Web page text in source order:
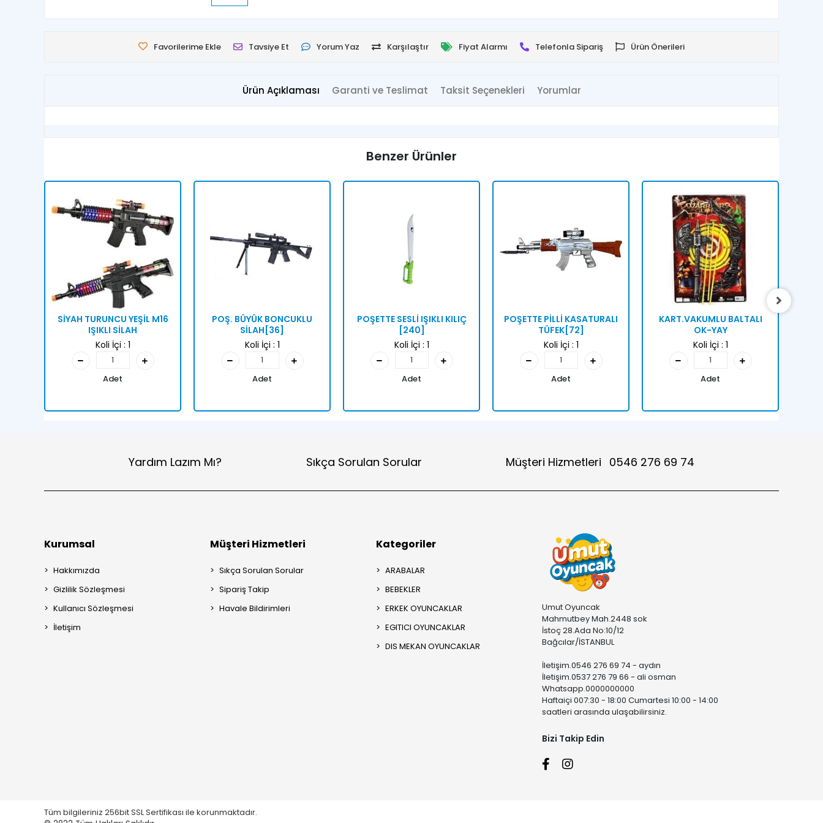
Favorilerime Ekle Tavsiye Et Yorum Yaz Karşılaştır Fiyat Alarmı Telefonla Sipariş Ürün Önerileri
Ürün Açıklaması Garanti ve Teslimat Taksit Seçenekleri Yorumlar
Benzer Ürünler
SİYAH TURUNCU YEŞİL M16
IŞIKLI SİLAH
Koli İçi : 1
Adet
POŞ. BÜYÜK BONCUKLU
SİLAH[36]
Koli İçi : 1
Adet
POŞETTE SESLİ IŞIKLI KILIÇ
[240]
Koli İçi : 1
Adet
POŞETTE PİLLİ KASATURALI
TÜFEK[72]
Koli İçi : 1
Adet
KART.VAKUMLU BALTALI
OK-YAY
Koli İçi : 1
Adet
Yardım Lazım Mı? Sıkça Sorulan Sorular Müşteri Hizmetleri 0546 276 69 74
Kurumsal
Hakkımızda
Gizlilik Sözleşmesi
Kullanıcı Sözleşmesi
İletişim
Müşteri Hizmetleri
Sıkça Sorulan Sorular
Sipariş Takip
Havale Bildirimleri
Kategoriler
ARABALAR
BEBEKLER
ERKEK OYUNCAKLAR
EGITICI OYUNCAKLAR
DIS MEKAN OYUNCAKLAR
Umut Oyuncak
Mahmutbey Mah.2448 sok
İstoç 28.Ada No:10/12
Bağcılar/İSTANBUL
İletişim.0546 276 69 74 - aydın
İletişim.0537 276 79 66 - ali osman
Whatsapp.0000000000
Haftaiçi 007:30 - 18:00 Cumartesi 10:00 - 14:00
saatleri arasında ulaşabilirsiniz.
Bizi Takip Edin
Tüm bilgileriniz 256bit SSL Sertifikası ile korunmaktadır.